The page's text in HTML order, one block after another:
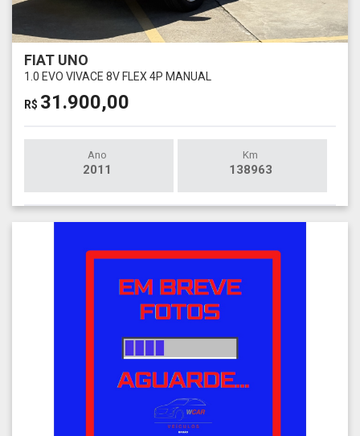
FIAT UNO
1.0 EVO VIVACE 8V FLEX 4P MANUAL
R$ 31.900,00
Ano
2011
Km
138963